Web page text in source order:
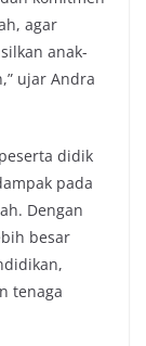
agar
anak-
ujar Andra
didik
pada
Dengan
besar
tenaga